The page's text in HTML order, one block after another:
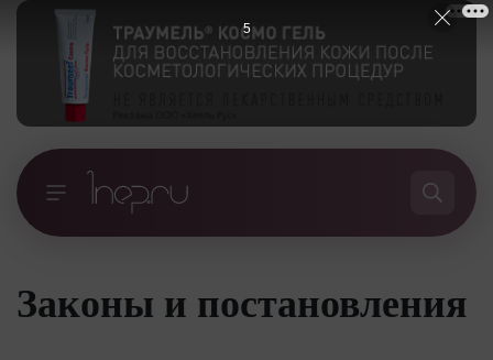
Законы и постановления
5